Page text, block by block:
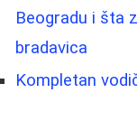
Beogradu i šta
bradavica
Kompletan